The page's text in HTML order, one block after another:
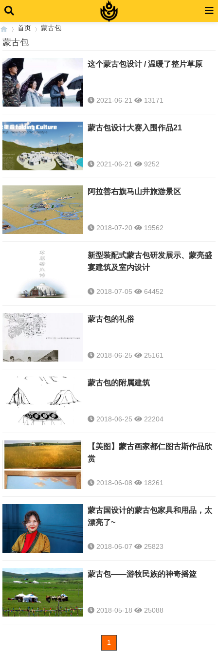
›
首页 蒙古包
蒙古包
这个蒙古包设计 / 温暖了整片草原
2021-06-21 13171
蒙古包设计大赛入围作品21
2021-06-21 9252
阿拉善右旗马山井旅游景区
2018-07-20 19562
新型装配式蒙古包研发展示、蒙亮盛
宴建筑及室内设计
2018-07-05 64452
蒙古包的礼俗
2018-06-25 25161
蒙古包的附属建筑
2018-06-25 22204
【美图】蒙古画家都仁图古斯作品欣
赏
2018-06-08 18261
蒙古国设计的蒙古包家具和用品，太
漂亮了~
2018-06-07 25823
蒙古包——游牧民族的神奇摇篮
2018-05-18 25088
1